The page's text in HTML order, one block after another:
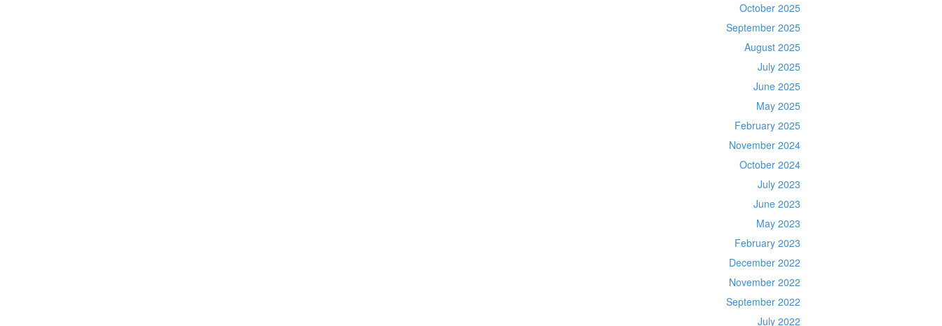
October 2025
September 2025
August 2025
July 2025
June 2025
May 2025
February 2025
November 2024
October 2024
July 2023
June 2023
May 2023
February 2023
December 2022
November 2022
September 2022
July 2022